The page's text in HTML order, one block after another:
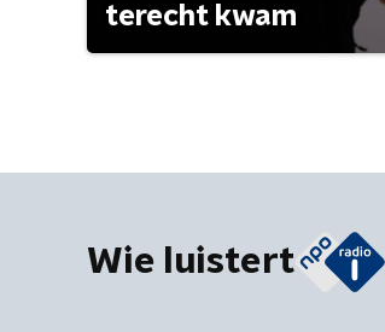
terecht kwam
Wie luistert